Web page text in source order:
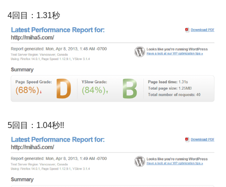
4回目：1.31秒
5回目：1.04秒!!